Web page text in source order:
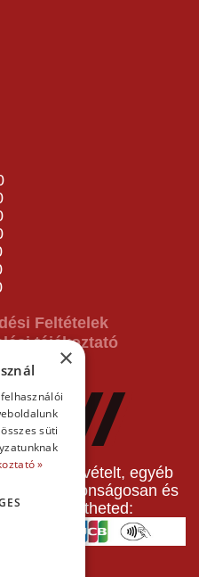
Feltételek
tájékoztató
részvételt, egyéb
biztonságosan és
is kifizetheted:
×
süti
»